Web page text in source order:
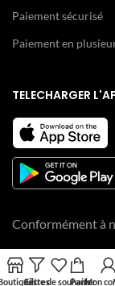
Paiement sécurisé
Paiement en
TELECHARGER
Conformément à
Filtres
Liste de souhaits
Panier
Mon